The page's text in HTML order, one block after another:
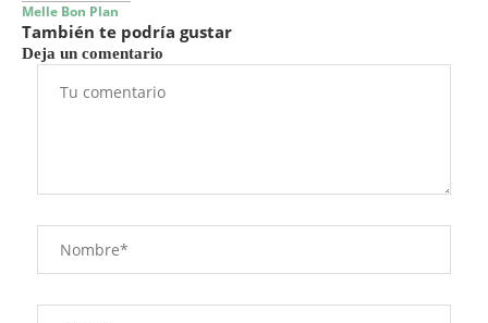
Melle Bon Plan
También te podría gustar
Deja un comentario